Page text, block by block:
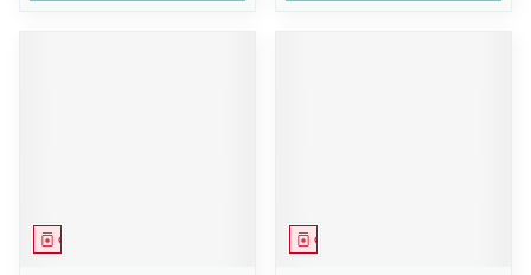
Geneesmiddel Geneesmiddel